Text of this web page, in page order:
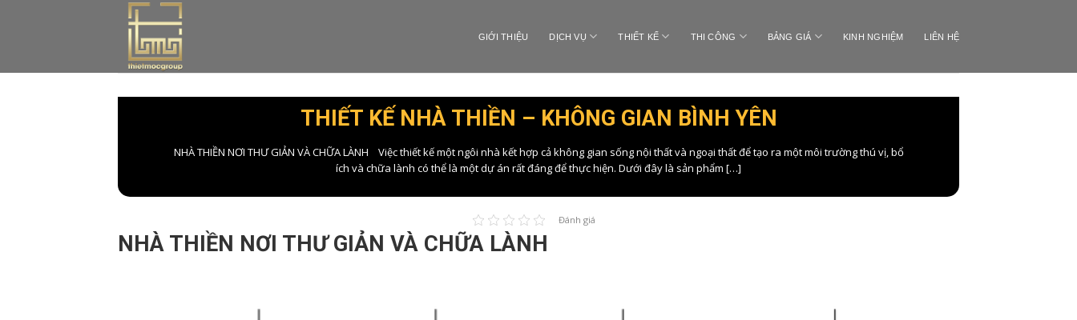
GIỚI THIỆU DỊCH VỤ THIẾT KẾ THI CÔNG BẢNG GIÁ KINH NGHIỆM LIÊN HỆ
THIẾT KẾ NHÀ THIỀN – KHÔNG GIAN BÌNH YÊN
NHÀ THIỀN NƠI THƯ GIẢN VÀ CHỮA LÀNH Việc thiết kế một ngôi nhà kết hợp cả không gian sống nội thất và ngoại thất để tạo ra một môi trường thú vị, bổ
ích và chữa lành có thể là một dự án rất đáng để thực hiện. Dưới đây là sản phẩm […]
Đánh giá
NHÀ THIỀN NƠI THƯ GIẢN VÀ CHỮA LÀNH